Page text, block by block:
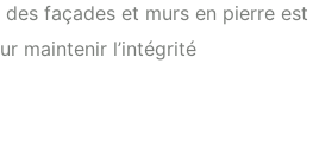
façades et murs en pierre
maintenir l’intégrité